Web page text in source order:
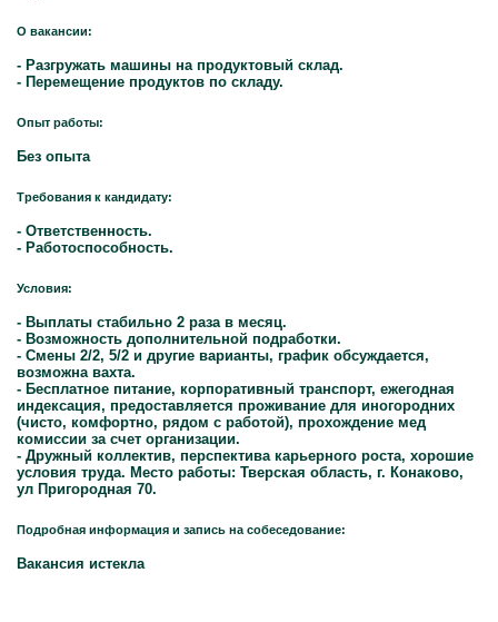
О вакансии:
- Разгружать машины на продуктовый склад.
- Перемещение продуктов по складу.
Опыт работы:
Без опыта
Требования к кандидату:
- Ответственность.
- Работоспособность.
Условия:
- Выплаты стабильно 2 раза в месяц.
- Возможность дополнительной подработки.
- Смены 2/2, 5/2 и другие варианты, график обсуждается,
возможна вахта.
- Бесплатное питание, корпоративный транспорт, ежегодная
индексация, предоставляется проживание для иногородних
(чисто, комфортно, рядом с работой), прохождение мед
комиссии за счет организации.
- Дружный коллектив, перспектива карьерного роста, хорошие
условия труда. Место работы: Тверская область, г. Конаково,
ул Пригородная 70.
Подробная информация и запись на собеседование:
Вакансия истекла